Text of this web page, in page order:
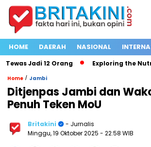
HOME DAERAH NASIONAL
Jadi 12 Orang Exploring the
Home / Jambi
Ditjenpas Jambi dan
Penuh Teken MoU
Britakini
- Jurnalis
Minggu, 19 Oktober 2025 - 22:58 WIB